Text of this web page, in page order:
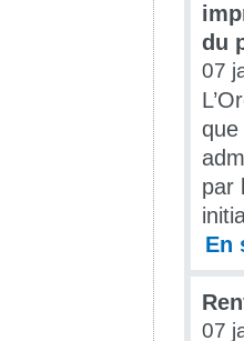
du
07
que
par
En
07